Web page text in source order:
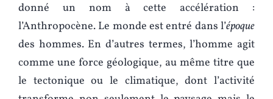
donné un nom à cette accélération :
l’Anthropocène. Le monde est entré dans l’époque
des hommes. En d’autres termes, l’homme agit
comme une force géologique, au même titre que
le tectonique ou le climatique, dont l’activité